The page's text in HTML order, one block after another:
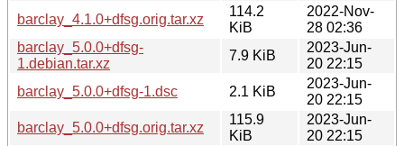
barclay_4.1.0+dfsg.orig.tar.xz
114.2
KiB
2022-Nov-
28 02:36
barclay_5.0.0+dfsg-
1.debian.tar.xz
7.9 KiB
2023-Jun-
20 22:15
barclay_5.0.0+dfsg-1.dsc
2.1 KiB
2023-Jun-
20 22:15
barclay_5.0.0+dfsg.orig.tar.xz
115.9
KiB
2023-Jun-
20 22:15